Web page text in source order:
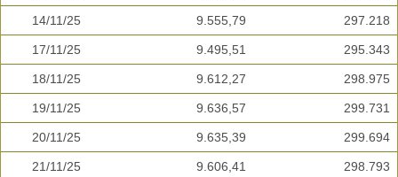
14/11/25 9.555,79 297.218
17/11/25 9.495,51 295.343
18/11/25 9.612,27 298.975
19/11/25 9.636,57 299.731
20/11/25 9.635,39 299.694
21/11/25 9.606,41 298.793